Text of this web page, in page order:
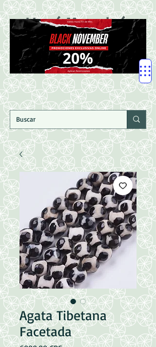
LLegó Mercadería
Nuevaaaaaa!!!!!
Agata Tibetana
Facetada